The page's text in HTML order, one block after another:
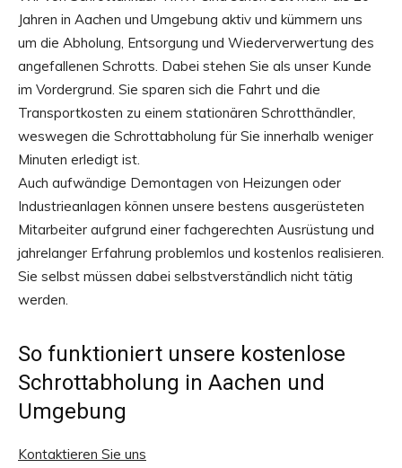
Jahren in Aachen und Umgebung aktiv und kümmern uns
um die Abholung, Entsorgung und Wiederverwertung des
angefallenen Schrotts. Dabei stehen Sie als unser Kunde
im Vordergrund. Sie sparen sich die Fahrt und die
Transportkosten zu einem stationären Schrotthändler,
weswegen die Schrottabholung für Sie innerhalb weniger
Minuten erledigt ist.
Auch aufwändige Demontagen von Heizungen oder
Industrieanlagen können unsere bestens ausgerüsteten
Mitarbeiter aufgrund einer fachgerechten Ausrüstung und
jahrelanger Erfahrung problemlos und kostenlos realisieren.
Sie selbst müssen dabei selbstverständlich nicht tätig
werden.
So funktioniert unsere kostenlose
Schrottabholung in Aachen und
Umgebung
Kontaktieren Sie uns